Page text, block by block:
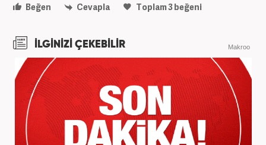
Beğen
Cevapla Toplam3beğeni
İLGİNİZİ ÇEKEBİLİR Makroo